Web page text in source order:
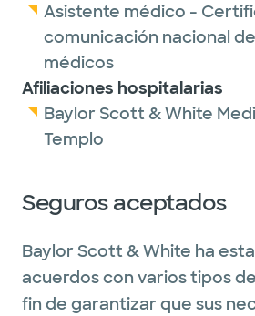
Asistente médico -
comunicación nacional
médicos
Afiliaciones hospitalarias
Baylor Scott & White
Templo
Seguros aceptados
Baylor Scott & White ha
acuerdos con varios tipos
fin de garantizar que sus